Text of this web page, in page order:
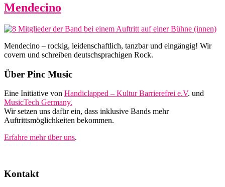
Mendecino
Mendecino – rockig, leidenschaftlich, tanzbar und eingängig! Wir
covern und schreiben deutschsprachigen Rock.
Footer
Über Pinc Music
Eine Initiative von Handiclapped – Kultur Barrierefrei e.V. und
MusicTech Germany.
Wir setzen uns dafür ein, dass inklusive Bands mehr
Auftrittsmöglichkeiten bekommen.
Erfahre mehr über uns.
Kontakt